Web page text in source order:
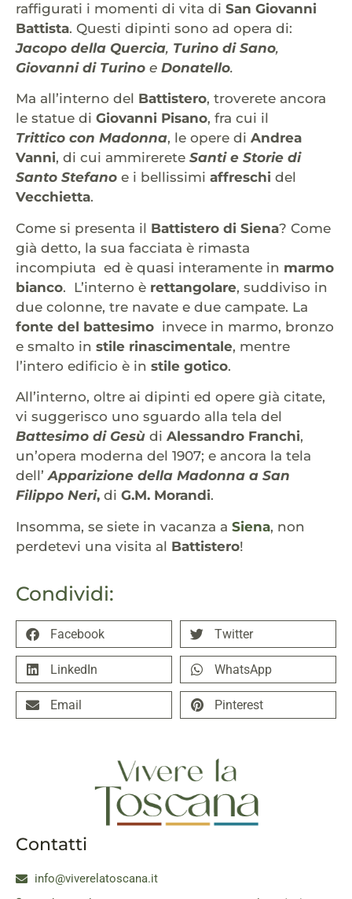
Condividi:
Facebook Twitter
LinkedIn WhatsApp
Email Pinterest
raffigurati i momenti di vita di San Giovanni
Battista. Questi dipinti sono ad opera di:
Jacopo della Quercia, Turino di Sano,
Giovanni di Turino e Donatello.
Ma all’interno del Battistero, troverete ancora
le statue di Giovanni Pisano, fra cui il
Trittico con Madonna, le opere di Andrea
Vanni, di cui ammirerete Santi e Storie di
Santo Stefano e i bellissimi affreschi del
Vecchietta.
Come si presenta il Battistero di Siena? Come
già detto, la sua facciata è rimasta
incompiuta ed è quasi interamente in marmo
bianco. L’interno è rettangolare, suddiviso in
due colonne, tre navate e due campate. La
fonte del battesimo invece in marmo, bronzo
e smalto in stile rinascimentale, mentre
l’intero edificio è in stile gotico.
All’interno, oltre ai dipinti ed opere già citate,
vi suggerisco uno sguardo alla tela del
Battesimo di Gesù di Alessandro Franchi,
un’opera moderna del 1907; e ancora la tela
dell’Apparizione della Madonna a San
Filippo Neri, di G.M. Morandi.
Insomma, se siete in vacanza a Siena, non
perdetevi una visita al Battistero!
Contatti
info@viverelatoscana.it